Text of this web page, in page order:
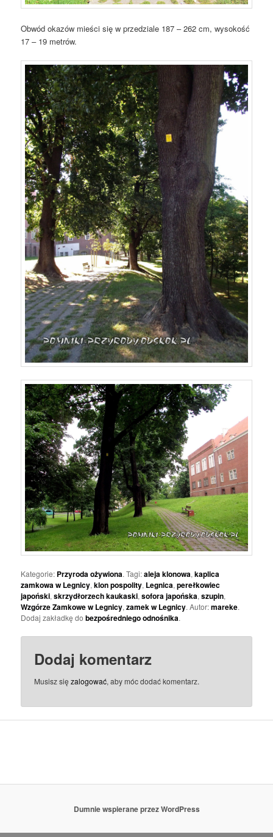
Obwód okazów mieści się w przedziale 187 – 262 cm, wysokość
17 – 19 metrów.
Kategorie: Przyroda ożywiona. Tagi:aleja klonowa,kaplica
zamkowa w Legnicy,klon pospolity, Legnica,perełkowiec
japoński,skrzydłorzech kaukaski,sofora japońska,szupin,
Wzgórze Zamkowe w Legnicy,zamek w Legnicy. Autor:mareke.
Dodaj zakładkę dobezpośredniego odnośnika.
Dodaj komentarz
Musisz sięzalogować, aby móc dodać komentarz.
Dumnie wspierane przez WordPress